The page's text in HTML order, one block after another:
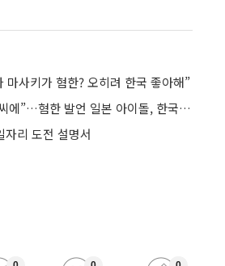
마사키가 혐한? 오히려 한국 좋아해”
아는 한국어는 “씨에씨에”…혐한 발언 일본 아이돌, 한국 기업 모델 됐다
자리 도전 설명서